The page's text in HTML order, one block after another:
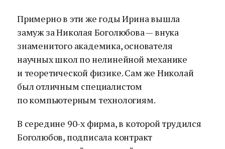
Примерно в эти же годы Ирина вышла
замуж за Николая Боголюбова — внука
знаменитого академика, основателя
научных школ по нелинейной механике
и теоретической физике. Сам же Николай
был отличным специалистом
по компьютерным технологиям.
В середине 90-х фирма, в которой трудился
Боголюбов, подписала контракт